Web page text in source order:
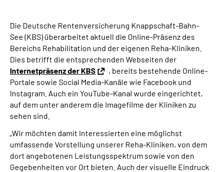
Gebärdensprache
Leichte Sprache
Suche
Die Deutsche Rentenversicherung Knappschaft-Bahn-
See (KBS) überarbeitet aktuell die Online-Präsenz des
Bereichs Rehabilitation und der eigenen Reha-Kliniken.
Dies betrifft die entsprechenden Webseiten der
Internetpräsenz der KBS
, bereits bestehende Online-
Portale sowie Social Media-Kanäle wie Facebook und
Instagram. Auch ein YouTube-Kanal wurde eingerichtet,
auf dem unter anderem die Imagefilme der Kliniken zu
sehen sind.
„Wir möchten damit Interessierten eine möglichst
umfassende Vorstellung unserer Reha-Kliniken, von dem
dort angebotenen Leistungsspektrum sowie von den
Gegebenheiten vor Ort bieten. Auch der visuelle Eindruck